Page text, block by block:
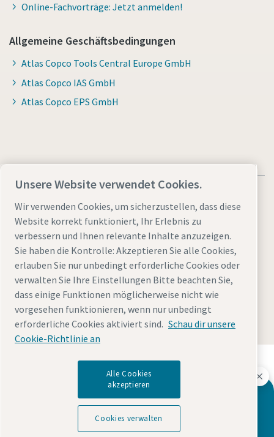
Kontaktieren Sie unsere Experten für Ihr
maßgeschneidertes Atlas Copco
Fließlochschraubsystem!
Online-Fachvorträge: Jetzt anmelden!
Allgemeine Geschäftsbedingungen
Atlas Copco Tools Central Europe GmbH
Atlas Copco IAS GmbH
Atlas Copco EPS GmbH
Allgemeine rechtliche Hinweise atlascopco.com
Cookies verwaltenBarrierefreiheitDatenschutzerklärung
SitemapImpressum
© 2026 Atlas Copco Tools Central Europe GmbH & Atlas
Copco IAS GmbH & Atlas Copco EPS GmbH
Entdecken Sie, wie die Atlas Copco Group
Technologien ermöglicht, die die Zukunft verändern.
Besuchen Sie die Website der Atlas Copco Group
Teil der Atlas Copco Group
Unsere Website verwendet Cookies.
Wir verwenden Cookies, um sicherzustellen, dass diese
Website korrekt funktioniert, Ihr Erlebnis zu
verbessern und Ihnen relevante Inhalte anzuzeigen.
Sie haben die Kontrolle: Akzeptieren Sie alle Cookies,
erlauben Sie nur unbedingt erforderliche Cookies oder
verwalten Sie Ihre Einstellungen Bitte beachten Sie,
dass einige Funktionen möglicherweise nicht wie
vorgesehen funktionieren, wenn nur unbedingt
erforderliche Cookies aktiviert sind. Schau dir unsere
Cookie-Richtlinie an
Alle Cookies
akzeptieren
Cookies verwalten